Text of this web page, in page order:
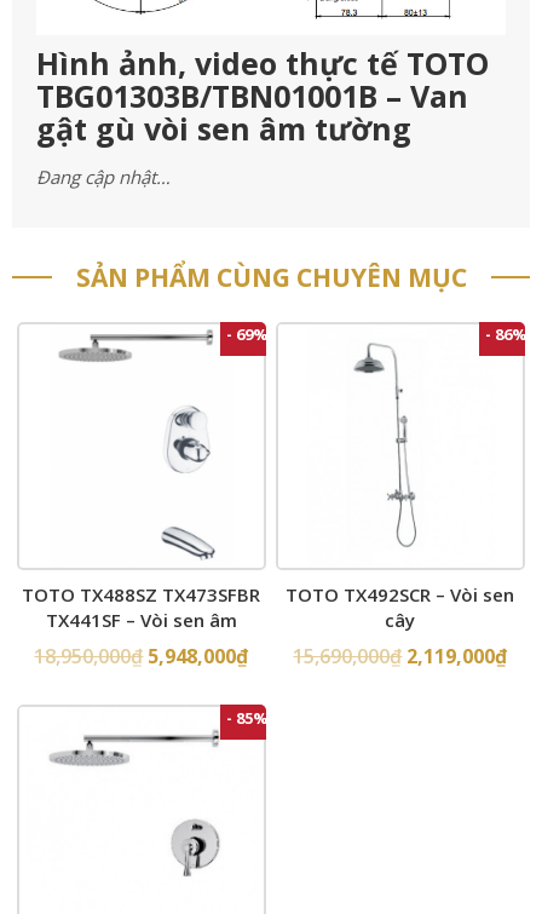
Hình ảnh, video thực tế TOTO
TBG01303B/TBN01001B – Van
gật gù vòi sen âm tường
Đang cập nhật…
SẢN PHẨM CÙNG CHUYÊN MỤC
- 69%
TOTO TX488SZ TX473SFBR
TX441SF – Vòi sen âm
tường
18,950,000₫ 5,948,000₫
- 86%
TOTO TX492SCR – Vòi sen
cây
15,690,000₫ 2,119,000₫
- 85%